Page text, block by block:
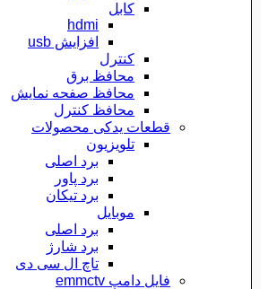
کابل
hdmi
افزایش usb
کنترل
محافظ برق
محافظ صفحه نمایش
محافظ کنترل
قطعات یدکی محصولات
تلویزیون
برد اصلی
برد پاور
برد تیکان
موبایل
برد اصلی
برد شارژ
تاچ ال سی دی
فایل دامپ emmctv